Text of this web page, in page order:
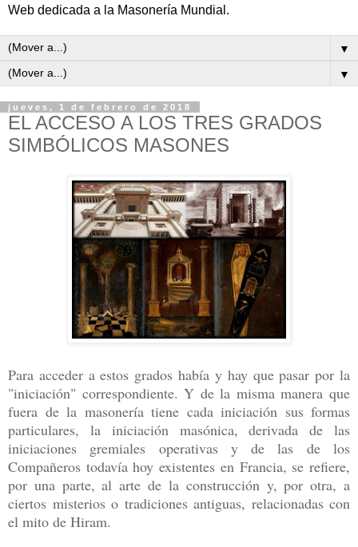
Web dedicada a la Masonería Mundial.
▼
▼
jueves, 1 de febrero de 2018
EL ACCESO A LOS TRES GRADOS
SIMBÓLICOS MASONES
Para acceder a estos grados había y hay que pasar por la
"iniciación" correspondiente. Y de la misma manera que
fuera de la masonería tiene cada iniciación sus formas
particulares, la iniciación masónica, derivada de las
iniciaciones gremiales operativas y de las de los
Compañeros todavía hoy existentes en Francia, se refiere,
por una parte, al arte de la construcción y, por otra, a
ciertos misterios o tradiciones antiguas, relacionadas con
el mito de Hiram.